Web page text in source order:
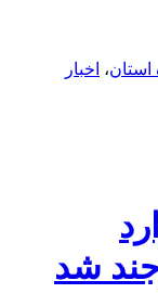
استان، اخبار
شد